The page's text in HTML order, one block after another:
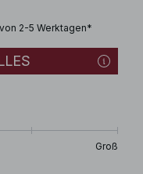
2-5 Werktagen*
Groß